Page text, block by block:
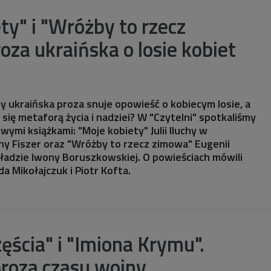
i "Wróżby to rzecz
ukraińska o losie kobiet
ukraińska proza snuje opowieść o kobiecym losie, a
metaforą życia i nadziei? W "Czytelni" spotkaliśmy
książkami: "Moje kobiety" Julii Iluchy w
Fiszer oraz "Wróżby to rzecz zimowa" Eugenii
Iwony Boruszkowskiej. O powieściach mówili
Mikołajczuk i Piotr Kofta.
i "Imiona Krymu".